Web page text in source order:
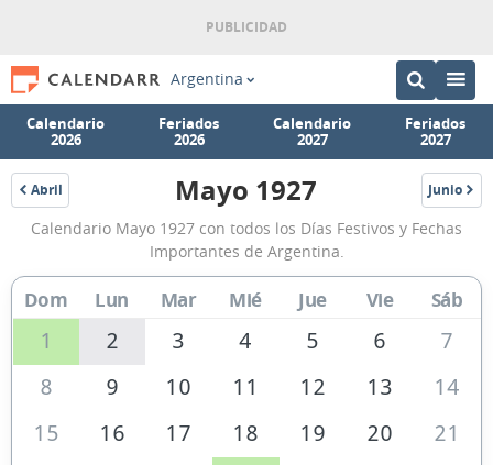
Argentina
Calendario
2026
Feriados
2026
Calendario
2027
Feriados
2027
Abril
1927
Calendario
Mayo
1927
de
Argentina
Mayo 1927 Junio
1927
Calendario Mayo 1927 con todos los Días Festivos y Fechas
Importantes de Argentina.
Dom Lun Mar Mié Jue Vie Sáb
1 2 3 4 5 6
7
8
9 10 11 12 13
14
15
16 17 18 19 20
21